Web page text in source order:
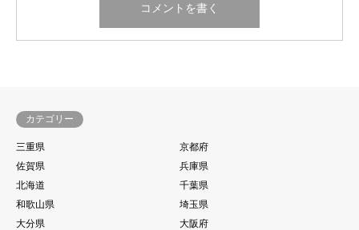
カテゴリー
三重県
京都府
佐賀県
兵庫県
北海道
千葉県
和歌山県
埼玉県
大分県
大阪府